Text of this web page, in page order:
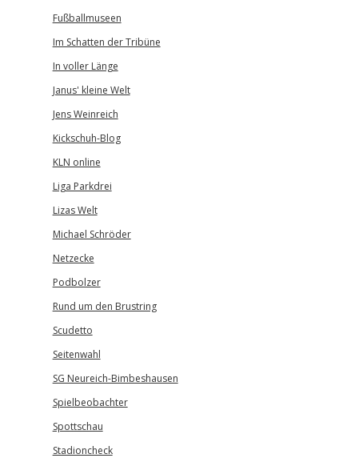
Fußballmuseen
Im Schatten der Tribüne
In voller Länge
Janus' kleine Welt
Jens Weinreich
Kickschuh-Blog
KLN online
Liga Parkdrei
Lizas Welt
Michael Schröder
Netzecke
Podbolzer
Rund um den Brustring
Scudetto
Seitenwahl
SG Neureich-Bimbeshausen
Spielbeobachter
Spottschau
Stadioncheck